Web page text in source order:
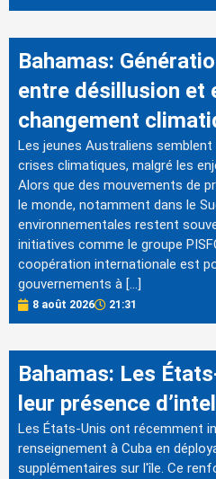
Bahamas:
entre désillusion et
changement
Les jeunes Australiens
crises climatiques, malgré les
Alors que des mouvements de
le monde, notamment dans le
environnementales restent
initiatives comme le groupe
coopération internationale est
gouvernements à […]
8 août 2026 21:31
Bahamas: Les
leur présence
Les États-Unis ont récemment
renseignement à Cuba en
supplémentaires sur l'île. Ce